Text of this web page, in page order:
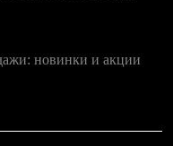
новинки и акции